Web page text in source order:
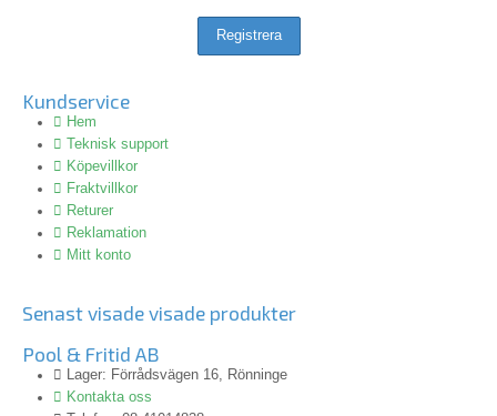
Kundservice
Hem
Teknisk support
Köpevillkor
Fraktvillkor
Returer
Reklamation
Mitt konto
Senast visade visade produkter
Pool & Fritid AB
Lager: Förrådsvägen 16, Rönninge
Kontakta oss